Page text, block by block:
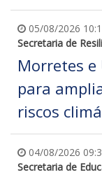
05/08/2026
Secretaria de
Morretes e
para
riscos
04/08/2026
Secretaria de